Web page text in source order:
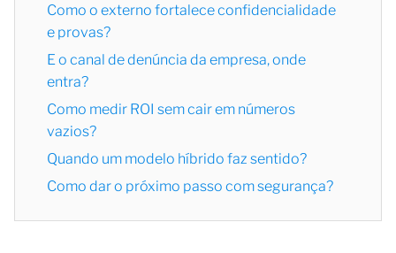
Como o externo fortalece confidencialidade
e provas?
E o canal de denúncia da empresa, onde
entra?
Como medir ROI sem cair em números
vazios?
Quando um modelo híbrido faz sentido?
Como dar o próximo passo com segurança?